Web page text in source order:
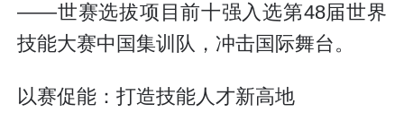
——世赛选拔项目前十强入选第48届世界
技能大赛中国集训队，冲击国际舞台。
以赛促能：打造技能人才新高地